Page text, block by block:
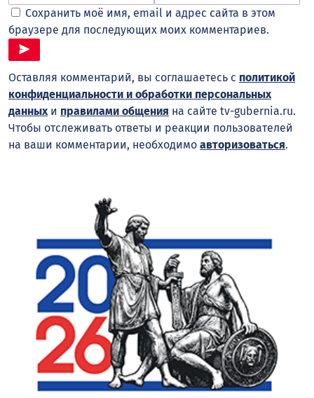
Сохранить моё имя, email и адрес сайта в этом
браузере для последующих моих комментариев.
Оставляя комментарий, вы соглашаетесь с политикой
конфиденциальности и обработки персональных
данныхи правилами общения на сайте tv-gubernia.ru.
Чтобы отслеживать ответы и реакции пользователей
на ваши комментарии, необходимо авторизоваться.